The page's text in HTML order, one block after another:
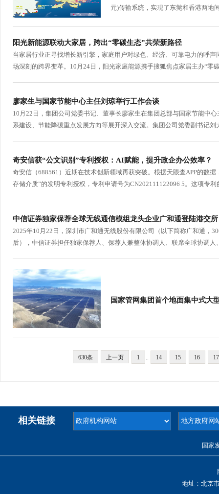
元)传输系统，实现了东莞和香港两地
阳光新能源联动大家居，跨出“零碳生态”共荣新路径
当家居行业正寻找增长新引擎，家庭用户对绿色、经济、可靠电力的呼
场深刻的跨界变革。10月24日，阳光家庭能源携手搜狐焦点家居主办“
廖家生与国家节能中心主任刘琼举行工作会谈
10月22日，集团公司党委书记、董事长廖家生在集团总部与国家节能中
系建设、节能降碳重点发展方向等展开深入交流。集团公司党委副书记
奇安信获“公文识别”专利授权：AI赋能，提升政企办公效率？
奇安信（688561）近期在技术创新领域再获突破。根据天眼查APP的数
存储介质”的发明专利授权，专利申请号为CN202111122096 5。这项专
中信证券独家保荐全球无线通信模组龙头企业广和通登陆港交所
2025年10月22日，深圳市广和通无线股份有限公司（以下简称广和通，
后），中信证券担任独家保荐人、保荐人兼整体协调人、联席全球协调
国家管网集团首个地面集中式大
630条 上一页 1 .. 14 15 16 17
相关链接
国家
地址：北京